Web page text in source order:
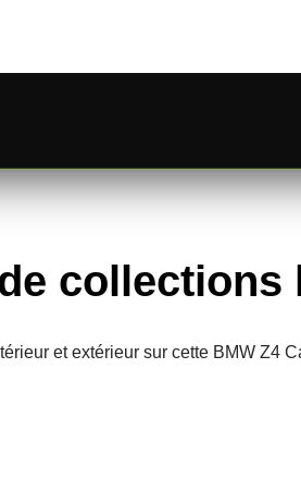
collections
et extérieur sur cette BMW